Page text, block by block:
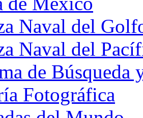
Naval del
Naval del
de Búsqueda
Fotográfica